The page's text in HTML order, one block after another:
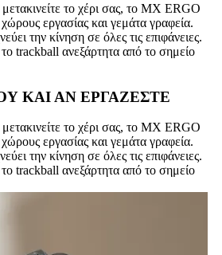
μετακινείτε το χέρι σας, το MX ERGO
χώρους εργασίας και γεμάτα γραφεία.
την κίνηση σε όλες τις επιφάνειες.
trackball ανεξάρτητα από το σημείο
ΚΑΙ ΑΝ ΕΡΓΑΖΕΣΤΕ
μετακινείτε το χέρι σας, το MX ERGO
χώρους εργασίας και γεμάτα γραφεία.
την κίνηση σε όλες τις επιφάνειες.
trackball ανεξάρτητα από το σημείο